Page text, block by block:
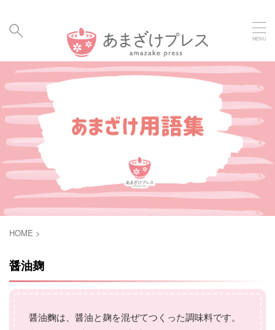
HOME >
醤油麹
醤油麴は、醤油と麹を混ぜてつくった調味料です。